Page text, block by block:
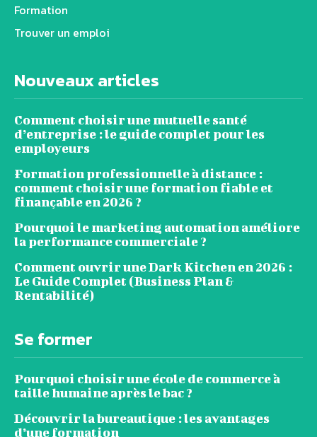
Formation
Trouver un emploi
Nouveaux articles
Comment choisir une mutuelle santé
d’entreprise : le guide complet pour les
employeurs
Formation professionnelle à distance :
comment choisir une formation fiable et
finançable en 2026 ?
Pourquoi le marketing automation améliore
la performance commerciale ?
Comment ouvrir une Dark Kitchen en 2026 :
Le Guide Complet (Business Plan &
Rentabilité)
Se former
Pourquoi choisir une école de commerce à
taille humaine après le bac ?
Découvrir la bureautique : les avantages
d’une formation